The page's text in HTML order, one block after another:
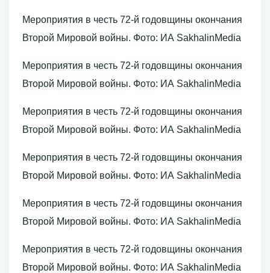
Мероприятия в честь 72-й годовщины окончания
Второй Мировой войны. Фото: ИА SakhalinMedia
Мероприятия в честь 72-й годовщины окончания
Второй Мировой войны. Фото: ИА SakhalinMedia
Мероприятия в честь 72-й годовщины окончания
Второй Мировой войны. Фото: ИА SakhalinMedia
Мероприятия в честь 72-й годовщины окончания
Второй Мировой войны. Фото: ИА SakhalinMedia
Мероприятия в честь 72-й годовщины окончания
Второй Мировой войны. Фото: ИА SakhalinMedia
Мероприятия в честь 72-й годовщины окончания
Второй Мировой войны. Фото: ИА SakhalinMedia